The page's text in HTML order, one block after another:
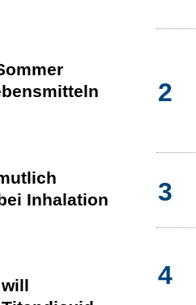
Inhalation
2
3
4